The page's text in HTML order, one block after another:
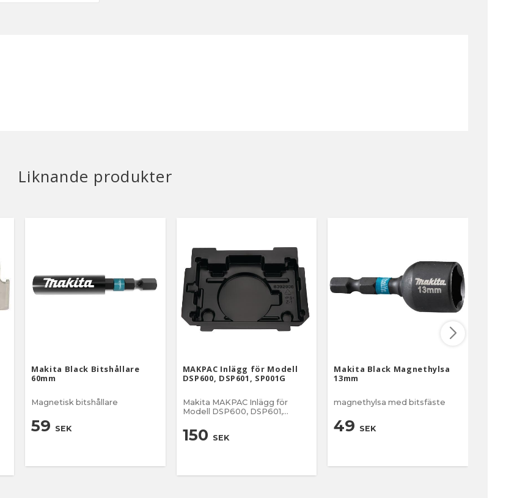
Liknande produkter
Makita Black Bitshållare
60mm
Magnetisk bitshållare
59 SEK
MAKPAC Inlägg för Modell
DSP600, DSP601, SP001G
Makita MAKPAC Inlägg för
Modell DSP600, DSP601,
150 SEK
Makita Black Magnethylsa
13mm
magnethylsa med bitsfäste
49 SEK